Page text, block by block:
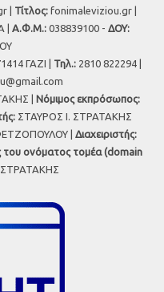
| Τίτλος:fonimaleviziou.gr |
| Α.Φ.Μ.: 038839100 - ΔΟΥ:
ΓΑΖΙ | Τηλ.: 2810 822294 |
| Νόμιμος εκπρόσωπος:
ΣΤΑΥΡΟΣ Ι. ΣΤΡΑΤΑΚΗΣ
| Διαχειριστής:
του ονόματος τομέα (domain